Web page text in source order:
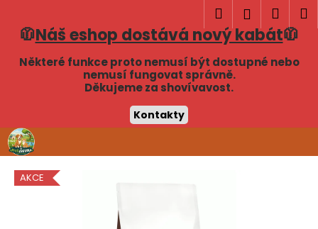
🧥Náš eshop dostává nový kabát🧥
Některé funkce proto nemusí být dostupné nebo
nemusí fungovat správně.
Děkujeme za shovívavost.
Kontakty
Přejít
na
obsah
Hledat
košík
AKCE
Zpět
Zpět
o
t
ř
e